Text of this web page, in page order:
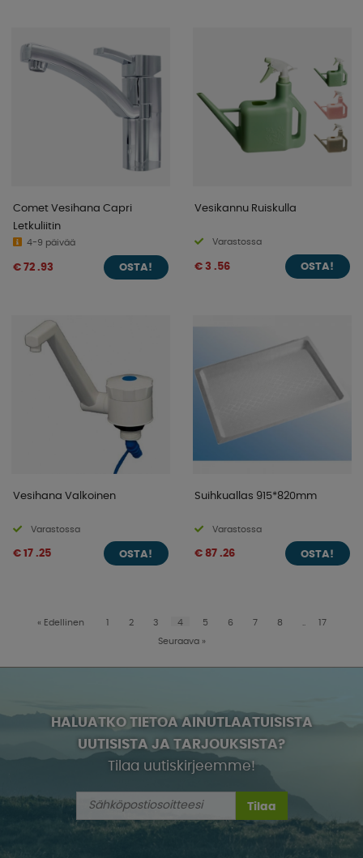
Comet Vesihana Capri
Letkuliitin
4-9 päivää
€ 72 .93 OSTA!
Vesikannu Ruiskulla
Varastossa
€ 3 .56 OSTA!
Vesihana Valkoinen
Varastossa
€ 17 .25 OSTA!
Suihkuallas 915*820mm
Varastossa
€ 87 .26 OSTA!
« Edellinen 1 2 3 4 5 6 7 8 17
Seuraava »
HALUATKO TIETOA AINUTLAATUISISTA
UUTISISTA JA TARJOUKSISTA?
Tilaa uutiskirjeemme!
Tilaa